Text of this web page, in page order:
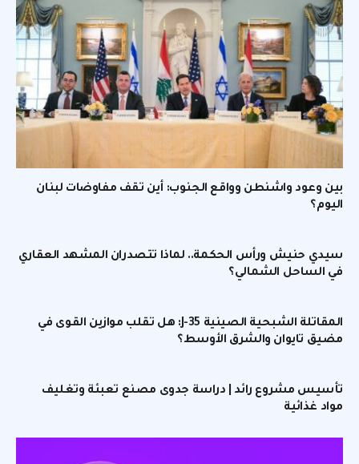
بين وعود واشنطن وواقع الجنوب: أين تقف مفاوضات لبنان
اليوم؟
سيدي حنيش ورأس الحكمة.. لماذا تتصدران المشهد العقاري
في الساحل الشمالي؟
المقاتلة الشبحية الصينية J-35: هل تقلب موازين القوى في
مضيق تايوان والشرق الأوسط؟
تأسيس مشروع رائد | دراسة جدوى مصنع تعبئة وتغليف
مواد غذائية